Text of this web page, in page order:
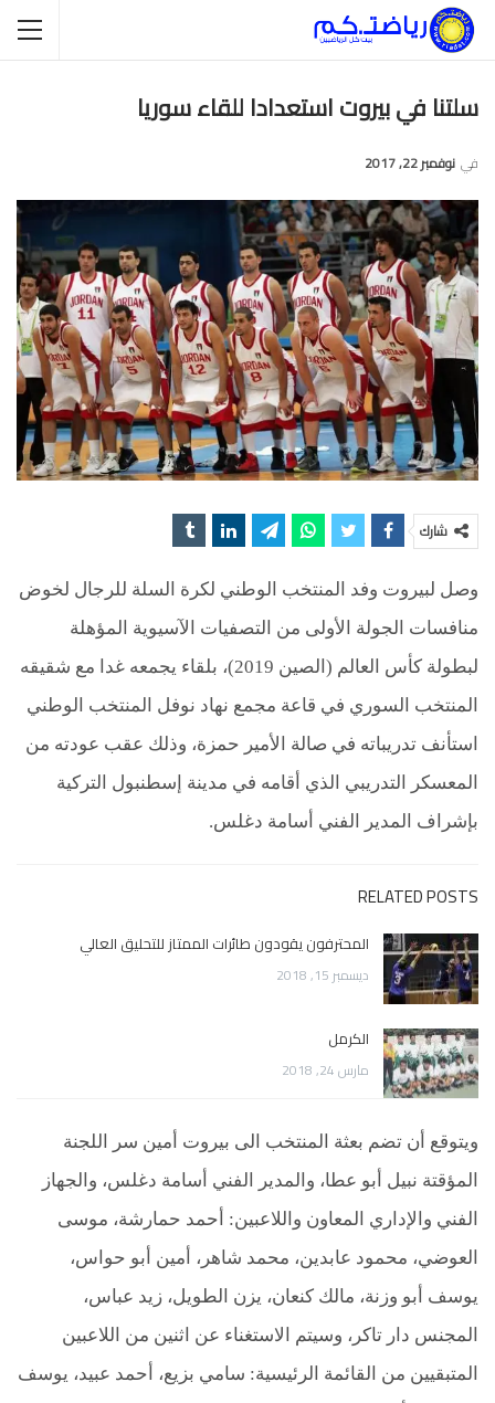
سلتنا في بيروت استعدادا للقاء سوريا
في نوفمبر 22, 2017
شارك
وصل لبيروت وفد المنتخب الوطني لكرة السلة للرجال لخوض
منافسات الجولة الأولى من التصفيات الآسيوية المؤهلة
لبطولة كأس العالم (الصين 2019)، بلقاء يجمعه غدا مع شقيقه
المنتخب السوري في قاعة مجمع نهاد نوفل المنتخب الوطني
استأنف تدريباته في صالة الأمير حمزة، وذلك عقب عودته من
المعسكر التدريبي الذي أقامه في مدينة إسطنبول التركية
بإشراف المدير الفني أسامة دغلس.
RELATED POSTS
المحترفون يقودون طائرات الممتاز للتحليق العالي
ديسمبر 15, 2018
الكرمل
مارس 24, 2018
ويتوقع أن تضم بعثة المنتخب الى بيروت أمين سر اللجنة
المؤقتة نبيل أبو عطا، والمدير الفني أسامة دغلس، والجهاز
الفني والإداري المعاون واللاعبين: أحمد حمارشة، موسى
العوضي، محمود عابدين، محمد شاهر، أمين أبو حواس،
يوسف أبو وزنة، مالك كنعان، يزن الطويل، زيد عباس،
المجنس دار تاكر، وسيتم الاستغناء عن اثنين من اللاعبين
المتبقيين من القائمة الرئيسية: سامي بزيع، أحمد عبيد، يوسف